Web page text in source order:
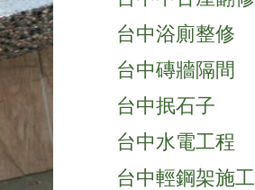
台中浴廁整修
台中磚牆隔間
台中抿石子
台中水電工程
台中輕鋼架施工